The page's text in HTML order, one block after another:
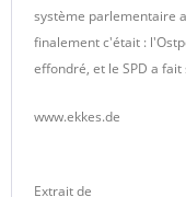
système parlementaire
finalement c'était :
effondré, et le SPD a fait
www.ekkes.de
Extrait de